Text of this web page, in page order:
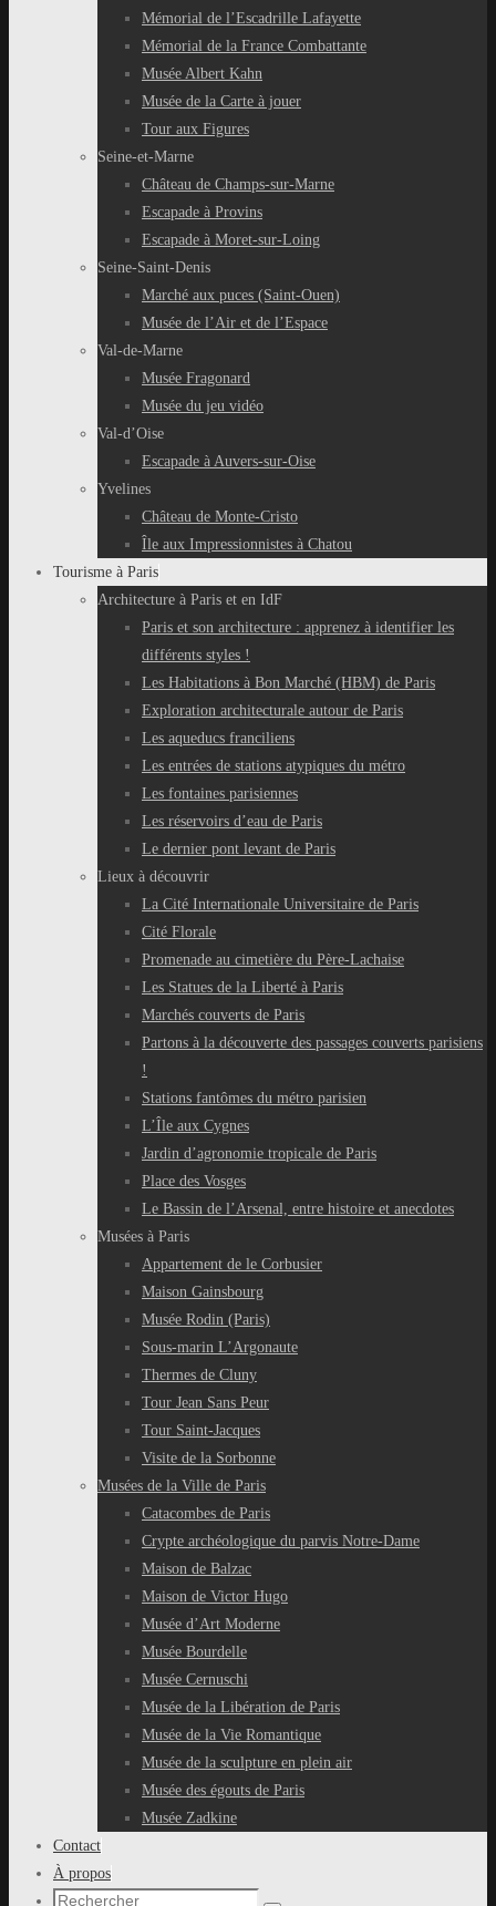
Mémorial de l’Escadrille Lafayette
Mémorial de la France Combattante
Musée Albert Kahn
Musée de la Carte à jouer
Tour aux Figures
Seine-et-Marne
Château de Champs-sur-Marne
Escapade à Provins
Escapade à Moret-sur-Loing
Seine-Saint-Denis
Marché aux puces (Saint-Ouen)
Musée de l’Air et de l’Espace
Val-de-Marne
Musée Fragonard
Musée du jeu vidéo
Val-d’Oise
Escapade à Auvers-sur-Oise
Yvelines
Château de Monte-Cristo
Île aux Impressionnistes à Chatou
Tourisme à Paris
Architecture à Paris et en IdF
Paris et son architecture : apprenez à identifier les
différents styles !
Les Habitations à Bon Marché (HBM) de Paris
Exploration architecturale autour de Paris
Les aqueducs franciliens
Les entrées de stations atypiques du métro
Les fontaines parisiennes
Les réservoirs d’eau de Paris
Le dernier pont levant de Paris
Lieux à découvrir
La Cité Internationale Universitaire de Paris
Cité Florale
Promenade au cimetière du Père-Lachaise
Les Statues de la Liberté à Paris
Marchés couverts de Paris
Partons à la découverte des passages couverts parisiens
!
Stations fantômes du métro parisien
L’Île aux Cygnes
Jardin d’agronomie tropicale de Paris
Place des Vosges
Le Bassin de l’Arsenal, entre histoire et anecdotes
Musées à Paris
Appartement de le Corbusier
Maison Gainsbourg
Musée Rodin (Paris)
Sous-marin L’Argonaute
Thermes de Cluny
Tour Jean Sans Peur
Tour Saint-Jacques
Visite de la Sorbonne
Musées de la Ville de Paris
Catacombes de Paris
Crypte archéologique du parvis Notre-Dame
Maison de Balzac
Maison de Victor Hugo
Musée d’Art Moderne
Musée Bourdelle
Musée Cernuschi
Musée de la Libération de Paris
Musée de la Vie Romantique
Musée de la sculpture en plein air
Musée des égouts de Paris
Musée Zadkine
Contact
À propos
Recherche